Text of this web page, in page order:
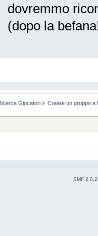
dovremmo
(dopo la
Giocatori» Creare un gruppo a
SMF 2.0.2